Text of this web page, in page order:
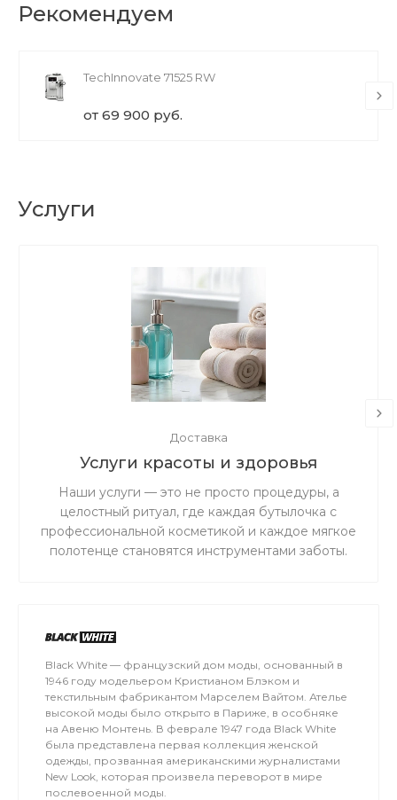
Рекомендуем
TechInnovate 71525 RW
от 69 900 руб.
Услуги
Доставка
Услуги красоты и здоровья
Наши услуги — это не просто процедуры, а
целостный ритуал, где каждая бутылочка с
профессиональной косметикой и каждое мягкое
полотенце становятся инструментами заботы.
Black White — французский дом моды, основанный в
1946 году модельером Кристианом Блэком и
текстильным фабрикантом Марселем Вайтом. Ателье
высокой моды было открыто в Париже, в особняке
на Авеню Монтень. В феврале 1947 года Black White
была представлена первая коллекция женской
одежды, прозванная американскими журналистами
New Look, которая произвела переворот в мире
послевоенной моды.